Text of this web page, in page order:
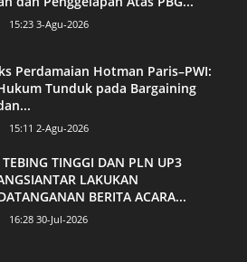
15:23 3-Agu-2026
Perdamaian Hotman Paris–PWI:
Tunduk pada Bargaining
15:11 2-Agu-2026
TINGGI DAN PLN UP3
LAKUKAN
BERITA ACARA...
16:28 30-Jul-2026